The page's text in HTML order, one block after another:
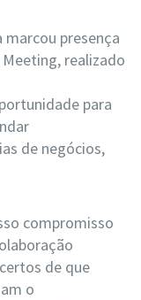
marcou presença
realizado
para
de negócios,
compromisso
de que
o